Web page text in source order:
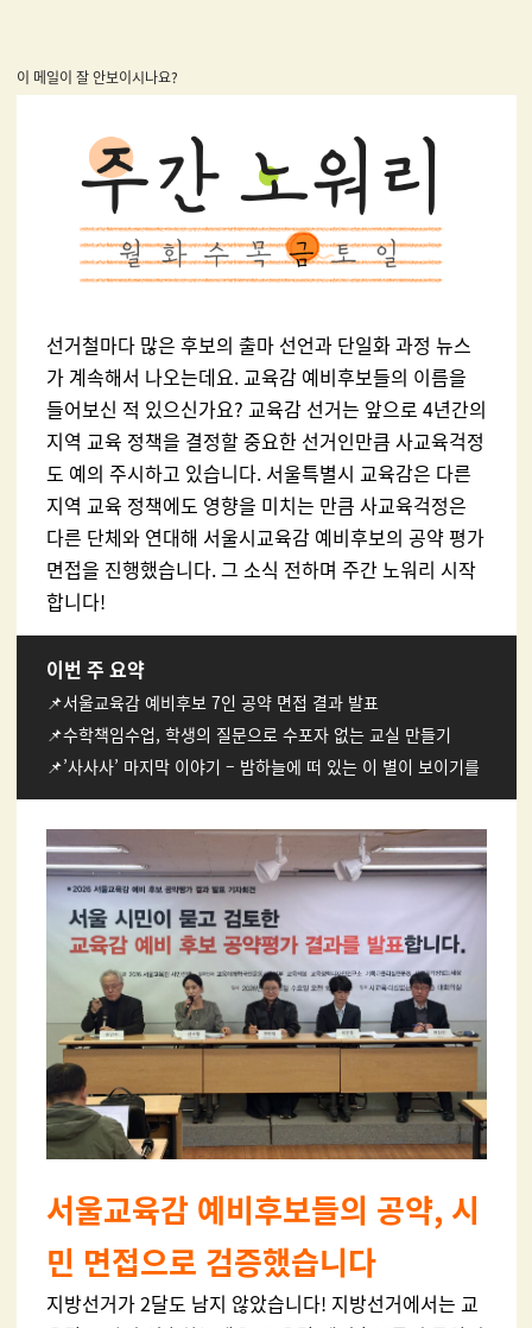
이 메일이 잘 안보이시나요?
선거철마다 많은 후보의 출마 선언과 단일화 과정 뉴스
가 계속해서 나오는데요. 교육감 예비후보들의 이름을
들어보신 적 있으신가요? 교육감 선거는 앞으로 4년간의
지역 교육 정책을 결정할 중요한 선거인만큼 사교육걱정
도 예의 주시하고 있습니다. 서울특별시 교육감은 다른
지역 교육 정책에도 영향을 미치는 만큼 사교육걱정은
다른 단체와 연대해 서울시교육감 예비후보의 공약 평가
면접을 진행했습니다. 그 소식 전하며 주간 노워리 시작
합니다!
이번 주 요약
📌서울교육감 예비후보 7인 공약 면접 결과 발표
📌수학책임수업, 학생의 질문으로 수포자 없는 교실 만들기
📌’사사사’ 마지막 이야기 – 밤하늘에 떠 있는 이 별이 보이기를
서울교육감 예비후보들의 공약, 시
민 면접으로 검증했습니다
지방선거가 2달도 남지 않았습니다! 지방선거에서는 교